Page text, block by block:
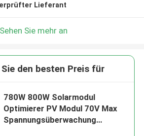
Lieferant
Sehen Sie mehr an
den besten Preis für
780W 800W Solarmodul
Optimierer PV Modul 70V Max
Spannungsüberwachung